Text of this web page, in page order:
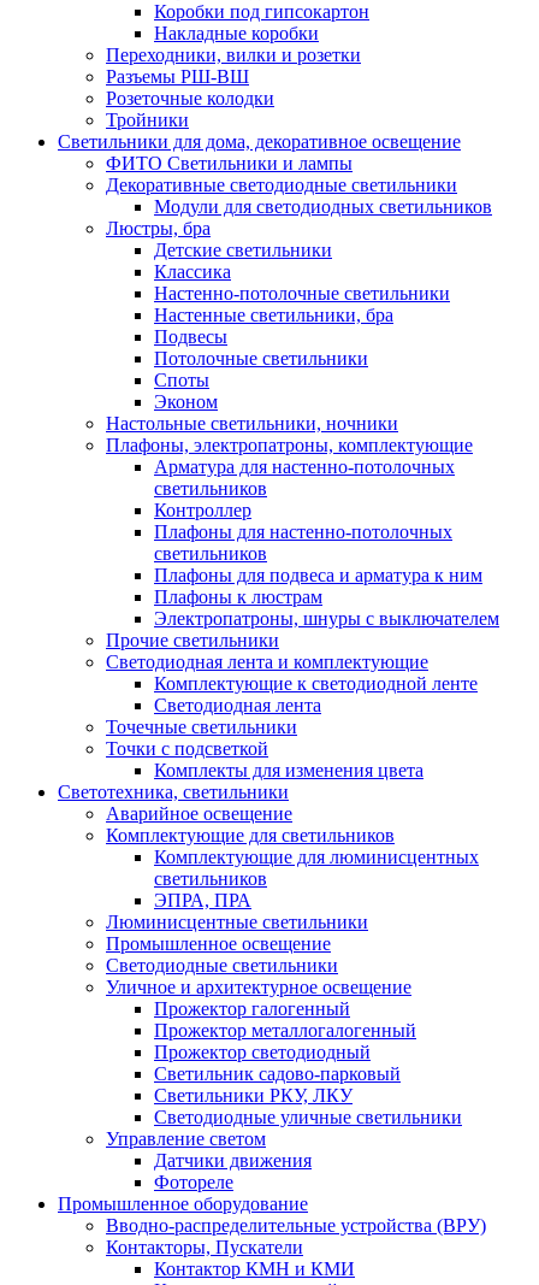
Коробки под гипсокартон
Накладные коробки
Переходники, вилки и розетки
Разъемы РШ-ВШ
Розеточные колодки
Тройники
Светильники для дома, декоративное освещение
ФИТО Светильники и лампы
Декоративные светодиодные светильники
Модули для светодиодных светильников
Люстры, бра
Детские светильники
Классика
Настенно-потолочные светильники
Настенные светильники, бра
Подвесы
Потолочные светильники
Споты
Эконом
Настольные светильники, ночники
Плафоны, электропатроны, комплектующие
Арматура для настенно-потолочных
светильников
Контроллер
Плафоны для настенно-потолочных
светильников
Плафоны для подвеса и арматура к ним
Плафоны к люстрам
Электропатроны, шнуры с выключателем
Прочие светильники
Светодиодная лента и комплектующие
Комплектующие к светодиодной ленте
Светодиодная лента
Точечные светильники
Точки с подсветкой
Комплекты для изменения цвета
Светотехника, светильники
Аварийное освещение
Комплектующие для светильников
Комплектующие для люминисцентных
светильников
ЭПРА, ПРА
Люминисцентные светильники
Промышленное освещение
Светодиодные светильники
Уличное и архитектурное освещение
Прожектор галогенный
Прожектор металлогалогенный
Прожектор светодиодный
Светильник садово-парковый
Светильники РКУ, ЛКУ
Светодиодные уличные светильники
Управление светом
Датчики движения
Фотореле
Промышленное оборудование
Вводно-распределительные устройства (ВРУ)
Контакторы, Пускатели
Контактор КМН и КМИ